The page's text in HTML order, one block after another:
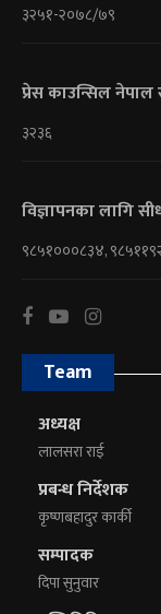
३२५१-२०७८/७९
प्रेस काउन्सिल
३२३६
विज्ञापनका लागि
९८५१०००८३४,
Team
अध्यक्ष
लालसरा राई
प्रबन्ध निर्देशक
कृष्णबहादुर कार्की
सम्पादक
दिपा सुनुवार